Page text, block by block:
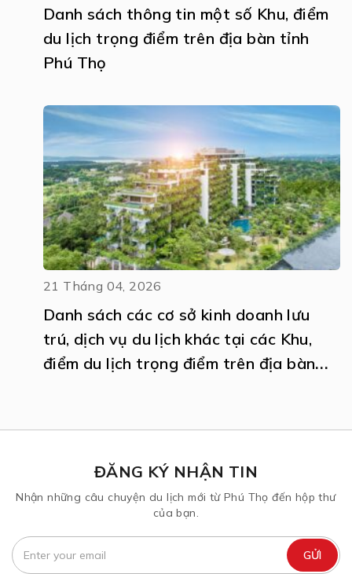
Danh sách thông tin một số Khu, điểm
du lịch trọng điểm trên địa bàn tỉnh
Phú Thọ
21 Tháng 04, 2026
Danh sách các cơ sở kinh doanh lưu
trú, dịch vụ du lịch khác tại các Khu,
điểm du lịch trọng điểm trên địa bàn
ĐĂNG KÝ NHẬN TIN
Nhận những câu chuyện du lịch mới từ Phú Thọ đến hộp thư
của bạn.